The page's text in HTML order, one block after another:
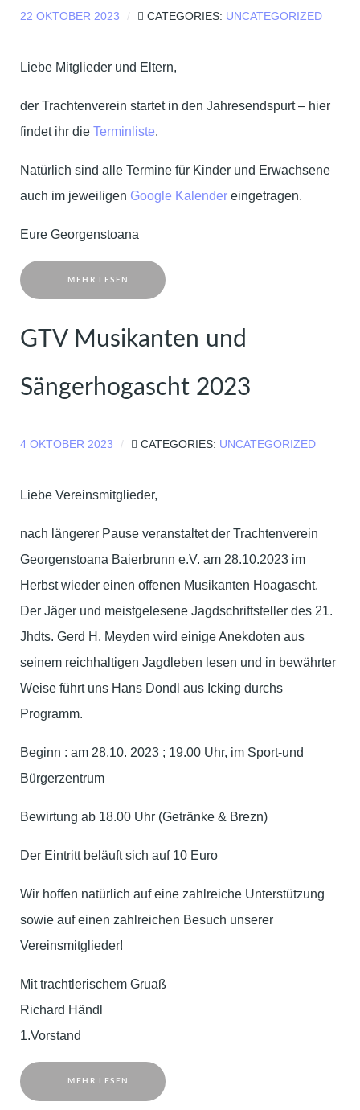
22 OKTOBER 2023 CATEGORIES: UNCATEGORIZED
Liebe Mitglieder und Eltern,
der Trachtenverein startet in den Jahresendspurt – hier
findet ihr die Terminliste.
Natürlich sind alle Termine für Kinder und Erwachsene
auch im jeweiligen Google Kalender eingetragen.
Eure Georgenstoana
... MEHR LESEN
GTV Musikanten und
Sängerhogascht 2023
4 OKTOBER 2023 CATEGORIES: UNCATEGORIZED
Liebe Vereinsmitglieder,
nach längerer Pause veranstaltet der Trachtenverein
Georgenstoana Baierbrunn e.V. am 28.10.2023 im
Herbst wieder einen offenen Musikanten Hoagascht.
Der Jäger und meistgelesene Jagdschriftsteller des 21.
Jhdts. Gerd H. Meyden wird einige Anekdoten aus
seinem reichhaltigen Jagdleben lesen und in bewährter
Weise führt uns Hans Dondl aus Icking durchs
Programm.
Beginn : am 28.10. 2023 ; 19.00 Uhr, im Sport-und
Bürgerzentrum
Bewirtung ab 18.00 Uhr (Getränke & Brezn)
Der Eintritt beläuft sich auf 10 Euro
Wir hoffen natürlich auf eine zahlreiche Unterstützung
sowie auf einen zahlreichen Besuch unserer
Vereinsmitglieder!
Mit trachtlerischem Gruaß
Richard Händl
1.Vorstand
... MEHR LESEN